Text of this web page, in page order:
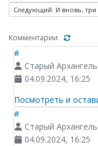
Следующий: И вновь, три
Комментарии
#
Старый
04.09.2024, 16:25
Посмотреть и
#
Старый
04.09.2024, 16:25